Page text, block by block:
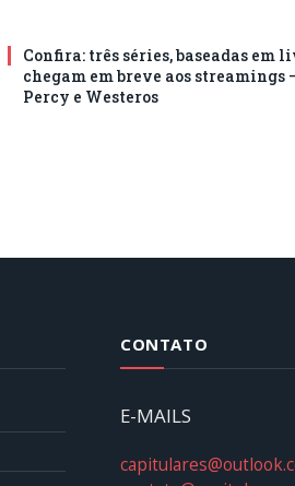
Confira: três séries, baseadas em
chegam em breve aos streamings
Percy e Westeros
CONTATO
E-MAILS